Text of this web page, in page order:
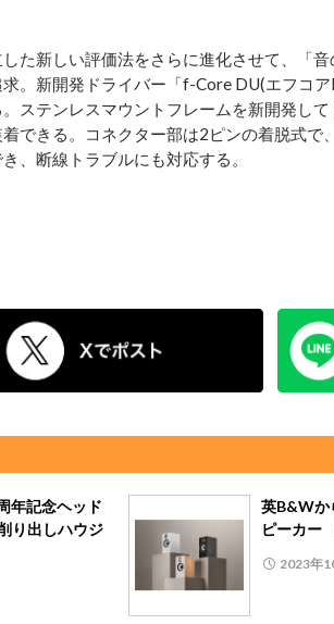
た新しい評価法をさらに進化させて、「
。新開発ドライバー「f-Core DU(エフコ
ステンレスマウントフレームを新開発し
できる。コネクター部は2ピンの着脱式で
、断線トラブルにも対応する。
年記念ヘッド
り出しハウジ
英B&Wか
ピーカー
2023年